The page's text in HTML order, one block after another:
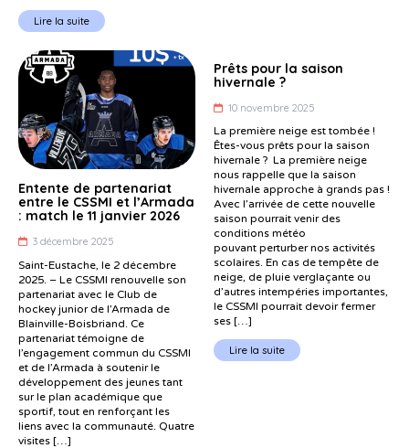
Lire la suite
Entente de partenariat
entre le CSSMI et l’Armada
: match le 11 janvier 2026
3 décembre 2025
Saint-Eustache, le 2 décembre
2025. – Le CSSMI renouvelle son
partenariat avec le Club de
hockey junior de l’Armada de
Blainville-Boisbriand. Ce
partenariat témoigne de
l’engagement commun du CSSMI
et de l’Armada à soutenir le
développement des jeunes tant
sur le plan académique que
sportif, tout en renforçant les
liens avec la communauté. Quatre
visites […]
Prêts pour la saison
hivernale ?
10 novembre 2025
La première neige est tombée !
Êtes-vous prêts pour la saison
hivernale ? La première neige
nous rappelle que la saison
hivernale approche à grands pas !
Avec l’arrivée de cette nouvelle
saison pourrait venir des
conditions météo
pouvant perturber nos activités
scolaires. En cas de tempête de
neige, de pluie verglaçante ou
d’autres intempéries importantes,
le CSSMI pourrait devoir fermer
ses […]
Lire la suite